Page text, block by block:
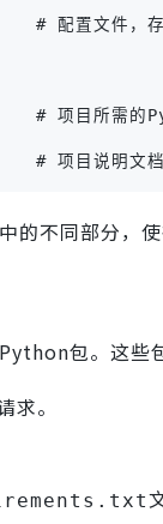
置文件，存
项目所需的
项目说明文档
的不同部分，
包。这
求。